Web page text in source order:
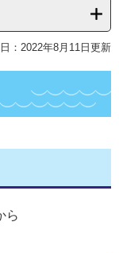
：2022年8月11日更新
ら